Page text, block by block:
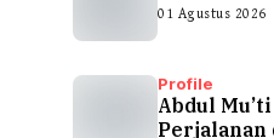
01 Agustus 2026
Profile
Abdul
Perjalanan